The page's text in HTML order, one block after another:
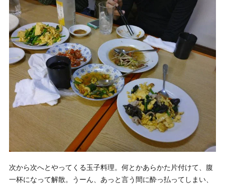
次から次へとやってくる玉子料理。何とかあらかた片付けて、腹
一杯になって解散。うーん、あっと言う間に酔っ払ってしまい、